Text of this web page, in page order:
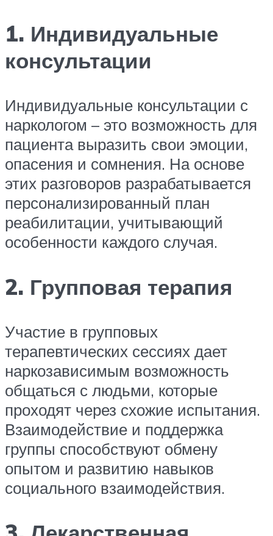
1. Индивидуальные
консультации
Индивидуальные консультации с
наркологом – это возможность для
пациента выразить свои эмоции,
опасения и сомнения. На основе
этих разговоров разрабатывается
персонализированный план
реабилитации, учитывающий
особенности каждого случая.
2. Групповая терапия
Участие в групповых
терапевтических сессиях дает
наркозависимым возможность
общаться с людьми, которые
проходят через схожие испытания.
Взаимодействие и поддержка
группы способствуют обмену
опытом и развитию навыков
социального взаимодействия.